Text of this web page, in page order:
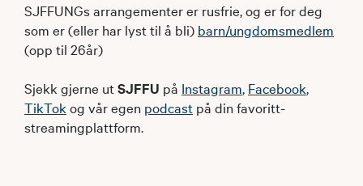
SJFFUNGs arrangementer er rusfrie, og er for deg
som er (eller har lyst til å bli) barn/ungdomsmedlem
(opp til 26år)
Sjekk gjerne utSJFFU på Instagram, Facebook,
TikTok og vår egen podcast på din favoritt-
streamingplattform.